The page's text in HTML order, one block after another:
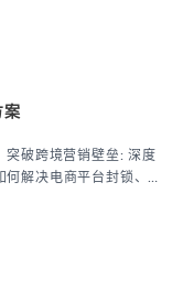
案
突破跨境营销壁垒: 深度
解决电商平台封锁、社